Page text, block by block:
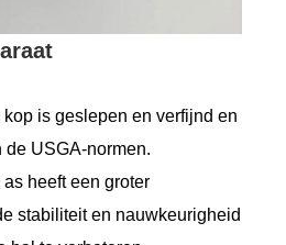
is geslepen en verfijnd en
USGA-normen.
heeft een groter
stabiliteit en nauwkeurigheid